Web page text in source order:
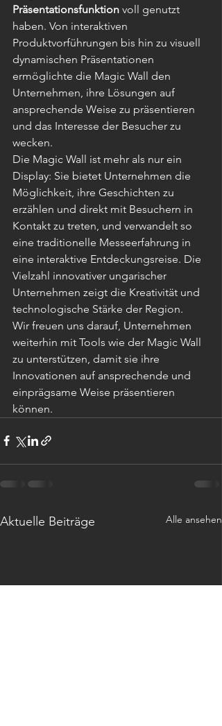
Präsentationsfunktion voll genutzt
haben. Von interaktiven
Produktvorführungen bis hin zu visuell
dynamischen Präsentationen
ermöglichte die Magic Wall den
Unternehmen, ihre Lösungen auf
ansprechende Weise zu präsentieren
und das Interesse der Besucher zu
wecken.
Die Magic Wall ist mehr als nur ein
Display: Sie bietet Unternehmen die
Möglichkeit, ihre Geschichten zu
erzählen und direkt mit Besuchern in
Kontakt zu treten, und verwandelt so
eine traditionelle Messeerfahrung in
eine interaktive Entdeckungsreise. Die
Vielzahl innovativer ungarischer
Unternehmen zeigt die Kreativität und
technologische Stärke der Region.
Wir freuen uns darauf, Unternehmen
weiterhin mit Tools wie der Magic Wall
zu unterstützen, damit sie ihre
Innovationen auf ansprechende und
einprägsame Weise präsentieren
können.
Aktuelle Beiträge Alle ansehen